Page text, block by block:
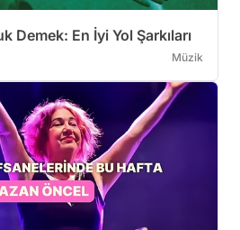
Demek: En İyi Yol Şarkıları
Müzik